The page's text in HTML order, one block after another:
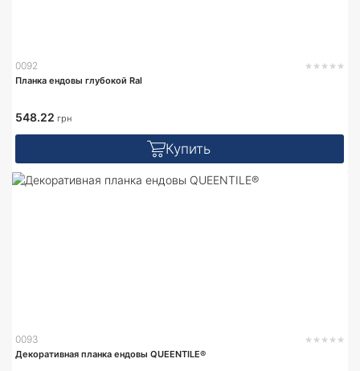
0092
Планка ендовы глубокой Ral
548.22 грн
Купить
0093
Декоративная планка ендовы QUEENTILE®